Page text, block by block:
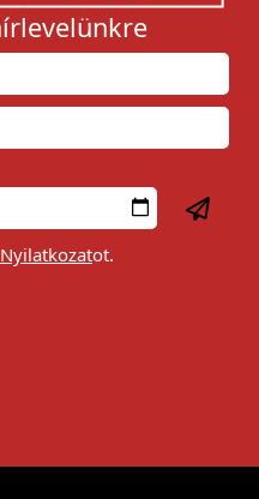
ot.